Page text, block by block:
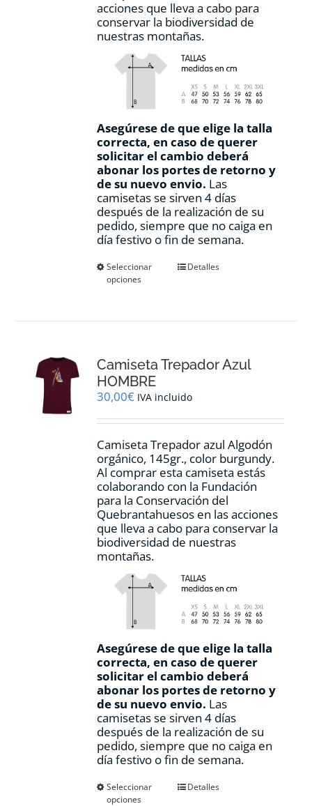
acciones que lleva a cabo para
conservar la biodiversidad de
nuestras montañas.
Asegúrese de que elige la talla
correcta, en caso de querer
solicitar el cambio deberá
abonar los portes de retorno y
de su nuevo envio. Las
camisetas se sirven 4 días
después de la realización de su
pedido, siempre que no caiga en
día festivo o fin de semana.
Seleccionar
opciones
Este
se
elegir
la
de
producto
Detalles
Camiseta Trepador Azul
HOMBRE
30,00€ IVA incluido
Camiseta Trepador azul Algodón
orgánico, 145gr., color burgundy.
Al comprar esta camiseta estás
colaborando con la Fundación
para la Conservación del
Quebrantahuesos en las acciones
que lleva a cabo para conservar la
biodiversidad de nuestras
montañas.
Asegúrese de que elige la talla
correcta, en caso de querer
solicitar el cambio deberá
abonar los portes de retorno y
de su nuevo envio. Las
camisetas se sirven 4 días
después de la realización de su
pedido, siempre que no caiga en
día festivo o fin de semana.
Seleccionar
opciones
EsteDetalles